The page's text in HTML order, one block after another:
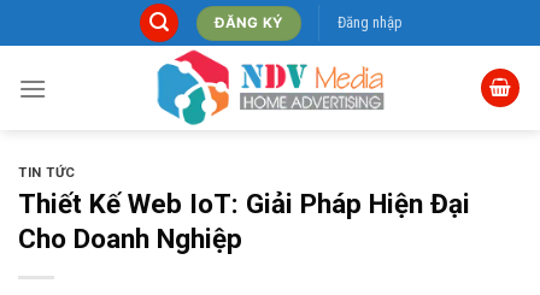
to
content
ĐĂNG KÝ Đăng nhập
TIN TỨC
Thiết Kế Web IoT: Giải Pháp Hiện Đại
Cho Doanh Nghiệp